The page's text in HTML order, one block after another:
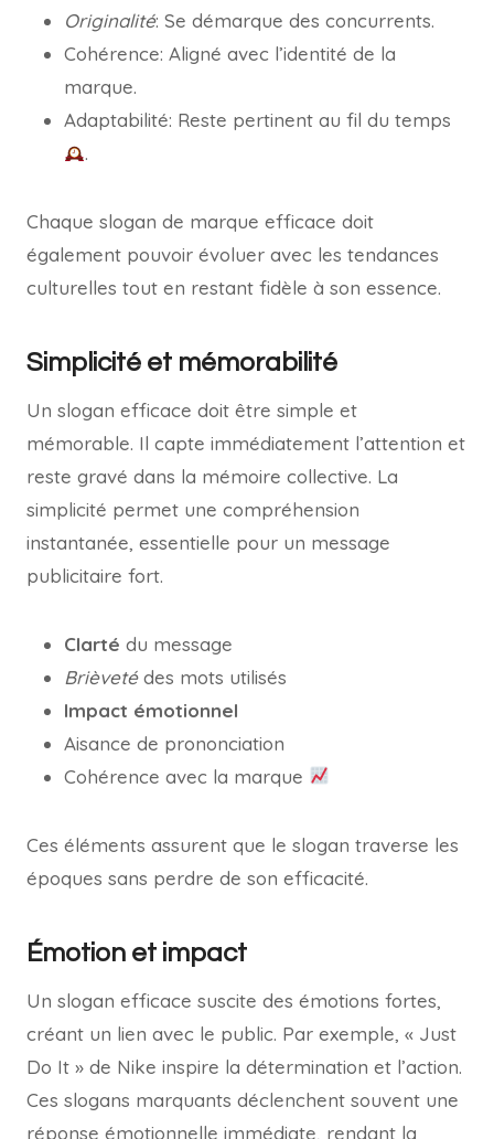
Originalité: Se démarque des concurrents.
Cohérence: Aligné avec l’identité de la
marque.
Adaptabilité: Reste pertinent au fil du temps
.
Chaque slogan de marque efficace doit
également pouvoir évoluer avec les tendances
culturelles tout en restant fidèle à son essence.
Simplicité et mémorabilité
Un slogan efficace doit être simple et
mémorable. Il capte immédiatement l’attention et
reste gravé dans la mémoire collective. La
simplicité permet une compréhension
instantanée, essentielle pour un message
publicitaire fort.
Clarté du message
Brièvetédes mots utilisés
Impact émotionnel
Aisance de prononciation
Cohérence avec la marque
Ces éléments assurent que le slogan traverse les
époques sans perdre de son efficacité.
Émotion et impact
Un slogan efficace suscite des émotions fortes,
créant un lien avec le public. Par exemple, « Just
Do It » de Nike inspire la détermination et l’action.
Ces slogans marquants déclenchent souvent une
réponse émotionnelle immédiate, rendant la